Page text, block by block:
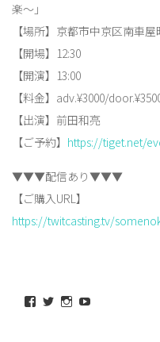
楽〜」
【場所】京都市中京区南車
【開場】12:30
【開演】13:00
【料金】adv.¥3000/
【出演】前田和亮
【ご予約】 https://tiget.net/
▼▼▼配信あり▼▼▼
【ご購入URL】
https://twitcasting.tv/
maedakazuaki
さ
maede_kazuaki